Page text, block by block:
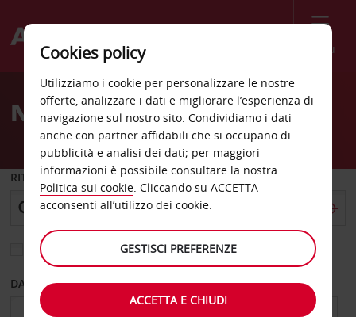
Menù
Welcome
AvisNoleggio auto Le Mans
RITIRO DA
Scegli una località di riconsegna diversa
DAL GIORNO AL GIORNO
Cookies policy
Utilizziamo i cookie per personalizzare le nostre
offerte, analizzare i dati e migliorare l’esperienza di
navigazione sul nostro sito. Condividiamo i dati
anche con partner affidabili che si occupano di
pubblicità e analisi dei dati; per maggiori
informazioni è possibile consultare la nostra
Politica sui cookie. Cliccando su ACCETTA
acconsenti all’utilizzo dei cookie.
GESTISCI PREFERENZE
ACCETTA E CHIUDI